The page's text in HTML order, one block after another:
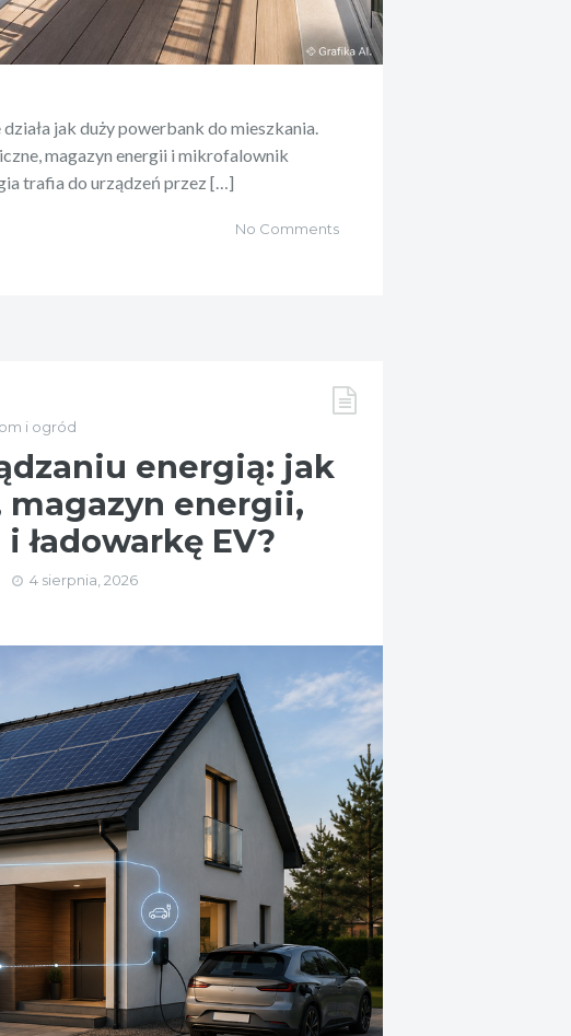
jak duży powerbank do mieszkania.
magazyn energii i mikrofalownik
trafia do urządzeń przez […]
No Comments
i ogród
energią: jak
magazyn energii,
ładowarkę EV?
4 sierpnia, 2026